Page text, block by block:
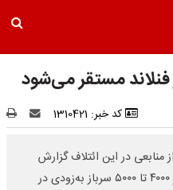
مستقر می‌شود
کد خبر: 1310421
منابعی در این ائتلاف گزارش
دادند که یک تیپ زرهی ناتو متشکل از ۴۰۰۰ تا ۵۰۰۰ سرباز به‌زودی در